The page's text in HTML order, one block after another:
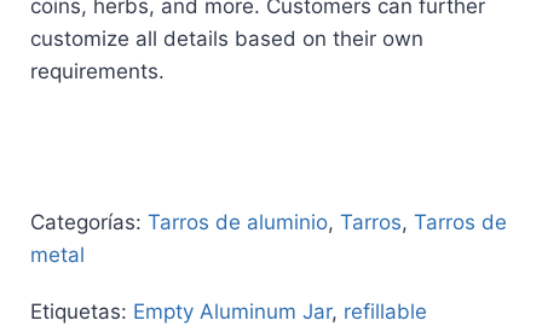
coins, herbs, and more. Customers can further
customize all details based on their own
requirements.
Categorías: Tarros de aluminio, Tarros, Tarros de
metal
Etiquetas: Empty Aluminum Jar, refillable